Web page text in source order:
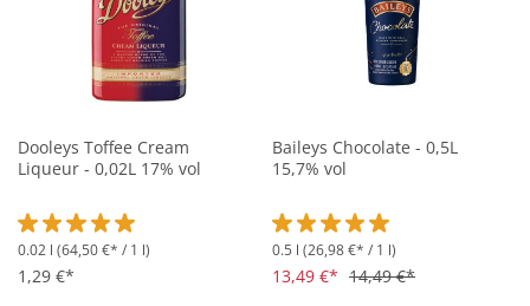
Dooleys Toffee Cream
Liqueur - 0,02L 17% vol
Durchschnittliche Bewertung von 5 von 5 Sternen
0.02 l (64,50 €* / 1 l)
1,29 €*
Baileys Chocolate - 0,5L
15,7% vol
Durchschnittliche Bewertung
0.5 l (26,98 €* / 1 l)
13,49 €* 14,49 €*